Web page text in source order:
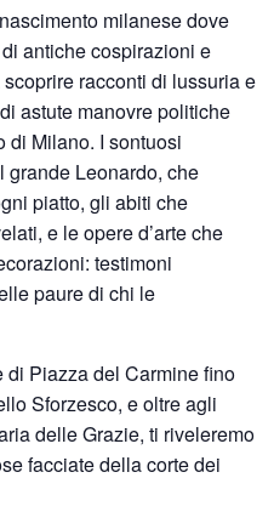
milanese dove
antiche cospirazioni e
racconti di lussuria e
astute manovre politiche
di Milano. I sontuosi
grande Leonardo, che
piatto, gli abiti che
e le opere d’arte che
testimoni
paure di chi le
Piazza del Carmine fino
Sforzesco, e oltre agli
delle Grazie, ti riveleremo
facciate della corte dei